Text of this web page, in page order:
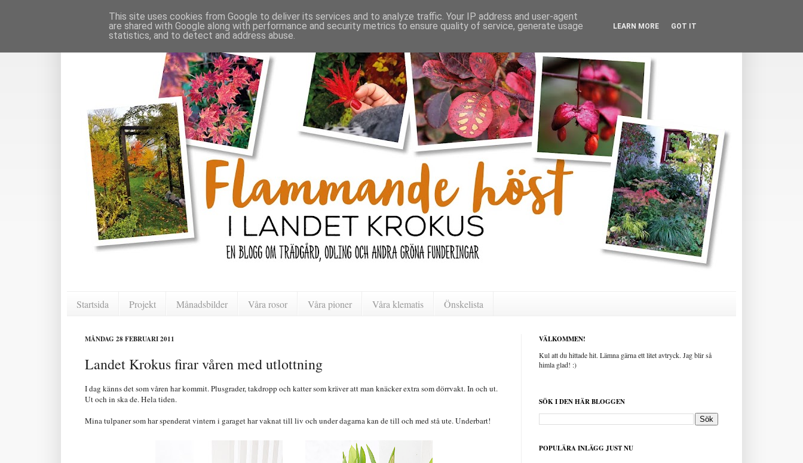
Startsida Projekt Månadsbilder Våra rosor Våra pioner Våra klematis Önskelista
MÅNDAG 28 FEBRUARI 2011
Landet Krokus firar våren med utlottning
I dag känns det som våren har kommit. Plusgrader, takdropp och katter som kräver att man knäcker extra som dörrvakt. In och ut.
Ut och in ska de. Hela tiden.
Mina tulpaner som har spenderat vintern i garaget har vaknat till liv och under dagarna kan de till och med stå ute. Underbart!
VÄLKOMMEN!
Kul att du hittade hit. Lämna gärna ett litet avtryck. Jag blir så
himla glad! :)
SÖK I DEN HÄR BLOGGEN
POPULÄRA INLÄGG JUST NU
This site uses cookies from Google to deliver its services and to analyze traffic. Your IP address and user-agent
are shared with Google along with performance and security metrics to ensure quality of service, generate usage
statistics, and to detect and address abuse.
LEARN MORE GOT IT